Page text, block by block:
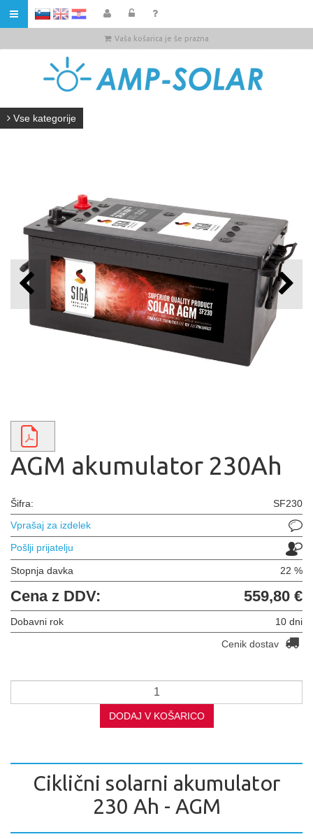
HR
Vaša košarica je še prazna
Vse kategorije
AGM akumulator 230Ah
Šifra:
SF230
Vprašaj za izdelek
Pošlji prijatelju
Stopnja davka 22 %
Cena z DDV: 559,80 €
Dobavni rok
10 dni
Cenik dostav
DODAJ V KOŠARICO
Ciklični solarni akumulator
230 Ah - AGM